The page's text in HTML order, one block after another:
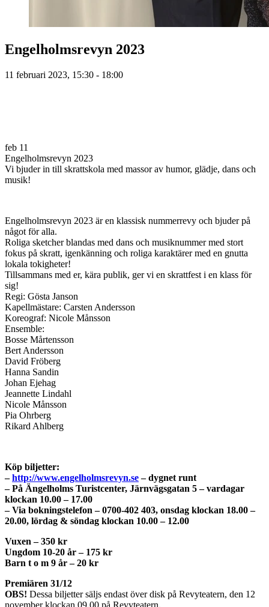
Engelholmsrevyn 2023
11 februari 2023, 15:30 - 18:00
feb 11
Engelholmsrevyn 2023
Vi bjuder in till skrattskola med massor av humor, glädje, dans och
musik!
Engelholmsrevyn 2023 är en klassisk nummerrevy och bjuder på
något för alla.
Roliga sketcher blandas med dans och musiknummer med stort
fokus på skratt, igenkänning och roliga karaktärer med en gnutta
lokala tokigheter!
Tillsammans med er, kära publik, ger vi en skrattfest i en klass för
sig!
Regi: Gösta Janson
Kapellmästare: Carsten Andersson
Koreograf: Nicole Månsson
Ensemble:
Bosse Mårtensson
Bert Andersson
David Fröberg
Hanna Sandin
Johan Ejehag
Jeannette Lindahl
Nicole Månsson
Pia Ohrberg
Rikard Ahlberg
Köp biljetter:
–http://www.engelholmsrevyn.se– dygnet runt
– På Ängelholms Turistcenter, Järnvägsgatan 5 – vardagar
klockan 10.00 – 17.00
– Via bokningstelefon – 0700-402 403, onsdag klockan 18.00 –
20.00, lördag & söndag klockan 10.00 – 12.00
Vuxen – 350 kr
Ungdom 10-20 år – 175 kr
Barn t o m 9 år – 20 kr
Premiären 31/12
OBS! Dessa biljetter säljs endast över disk på Revyteatern, den 12
november klockan 09.00 på Revyteatern.